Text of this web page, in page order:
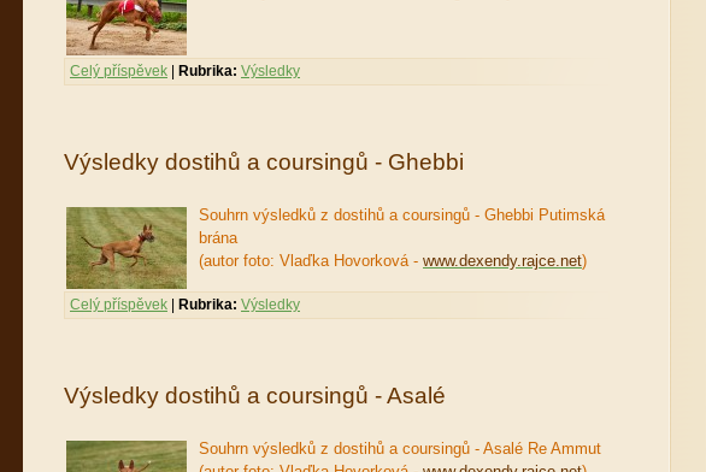
Celý příspěvek Rubrika: Výsledky
Výsledky dostihů a coursingů - Ghebbi
Souhrn výsledků z dostihů a coursingů - Ghebbi Putimská
brána
(autor foto: Vlaďka Hovorková - www.dexendy.rajce.net)
Celý příspěvek Rubrika: Výsledky
Výsledky dostihů a coursingů - Asalé
Souhrn výsledků z dostihů a coursingů - Asalé Re Ammut